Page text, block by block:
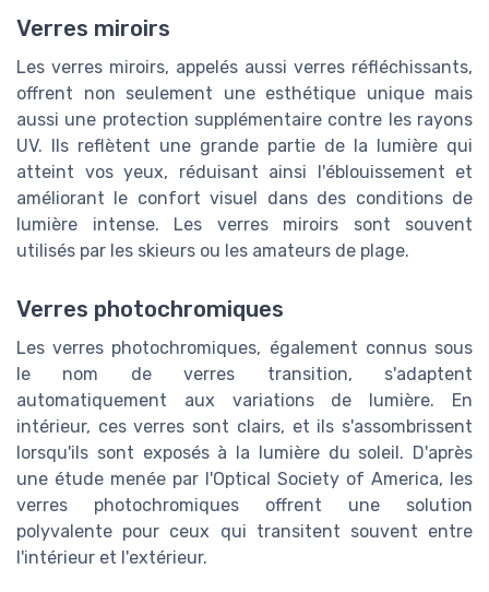
Verres miroirs
Les verres miroirs, appelés aussi verres réfléchissants,
offrent non seulement une esthétique unique mais
aussi une protection supplémentaire contre les rayons
UV. Ils reflètent une grande partie de la lumière qui
atteint vos yeux, réduisant ainsi l'éblouissement et
améliorant le confort visuel dans des conditions de
lumière intense. Les verres miroirs sont souvent
utilisés par les skieurs ou les amateurs de plage.
Verres photochromiques
Les verres photochromiques, également connus sous
le nom de verres transition, s'adaptent
automatiquement aux variations de lumière. En
intérieur, ces verres sont clairs, et ils s'assombrissent
lorsqu'ils sont exposés à la lumière du soleil. D'après
une étude menée par l'Optical Society of America, les
verres photochromiques offrent une solution
polyvalente pour ceux qui transitent souvent entre
l'intérieur et l'extérieur.